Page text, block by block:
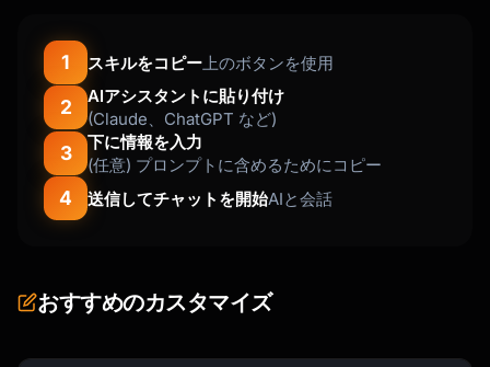
1 スキルをコピー 上のボタンを使用
2
AIアシスタントに貼り付け
(Claude、ChatGPT など)
3
下に情報を入力
(任意) プロンプトに含めるためにコピー
4 送信してチャットを開始AIと会話
おすすめのカスタマイズ